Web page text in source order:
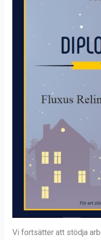
Vi fortsätter att stödja